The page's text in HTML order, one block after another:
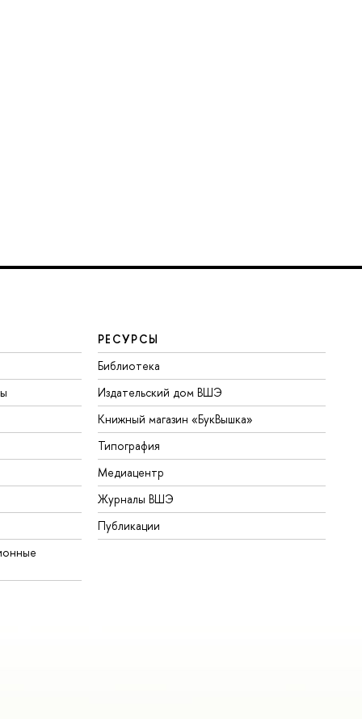
РЕСУРСЫ
Библиотека
Издательский дом ВШЭ
Книжный магазин «БукВышка»
Типография
Медиацентр
Журналы ВШЭ
Публикации